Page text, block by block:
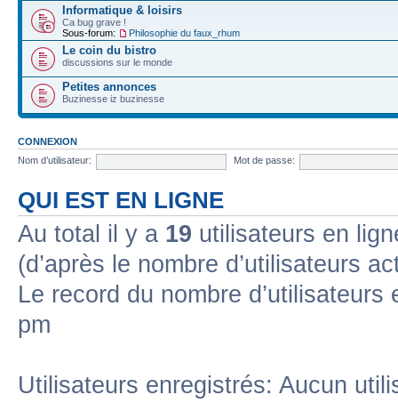
Informatique & loisirs
Ca bug grave !
Sous-forum:
Philosophie du faux_rhum
Le coin du bistro
discussions sur le monde
Petites annonces
Buzinesse iz buzinesse
CONNEXION
Nom d’utilisateur:
Mot de passe:
QUI EST EN LIGNE
Au total il y a 19 utilisateurs en
(d’après le nombre d’utilisateurs
Le record du nombre
pm
Utilisateurs enregistrés: Aucun